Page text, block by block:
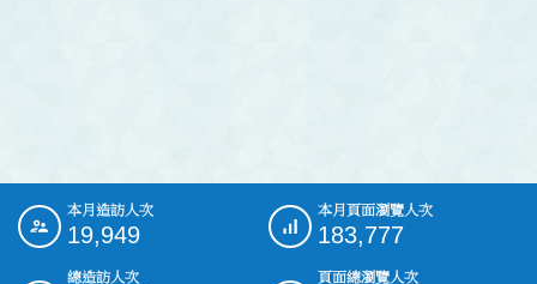
::: 本月造訪人次
19,949
本月頁面瀏覽人次
183,777
總造訪人次
頁面總瀏覽人次